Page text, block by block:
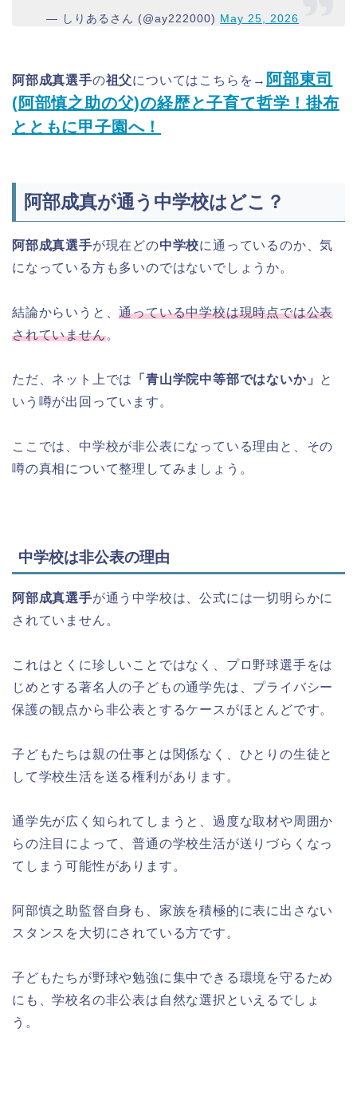
— しりあるさん (@ay222000) May 25, 2026
阿部成真選手の祖父についてはこちらを→ 阿部東司
(阿部慎之助の父)の経歴と子育て哲学！掛布
とともに甲子園へ！
阿部成真が通う中学校はどこ？
阿部成真選手が現在どの中学校に通っているのか、気
になっている方も多いのではないでしょうか。
結論からいうと、通っている中学校は現時点では公表
されていません。
ただ、ネット上では 「青山学院中等部ではないか」 と
いう噂が出回っています。
ここでは、中学校が非公表になっている理由と、その
噂の真相について整理してみましょう。
中学校は非公表の理由
阿部成真選手が通う中学校は、公式には一切明らかに
されていません。
これはとくに珍しいことではなく、プロ野球選手をは
じめとする著名人の子どもの通学先は、プライバシー
保護の観点から非公表とするケースがほとんどです。
子どもたちは親の仕事とは関係なく、ひとりの生徒と
して学校生活を送る権利があります。
通学先が広く知られてしまうと、過度な取材や周囲か
らの注目によって、普通の学校生活が送りづらくなっ
てしまう可能性があります。
阿部慎之助監督自身も、家族を積極的に表に出さない
スタンスを大切にされている方です。
子どもたちが野球や勉強に集中できる環境を守るため
にも、学校名の非公表は自然な選択といえるでしょ
う。